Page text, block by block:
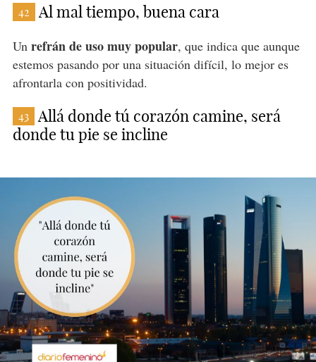
42 Al mal tiempo, buena cara
Un refrán de uso muy popular, que indica que aunque
estemos pasando por una situación difícil, lo mejor es
afrontarla con positividad.
43
Allá donde tú corazón camine, será
donde tu pie se incline